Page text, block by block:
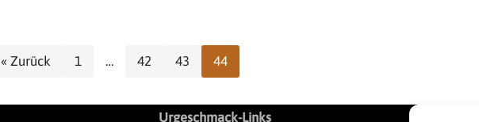
« Zurück 1 … 42 43 44
Urgeschmack-Links